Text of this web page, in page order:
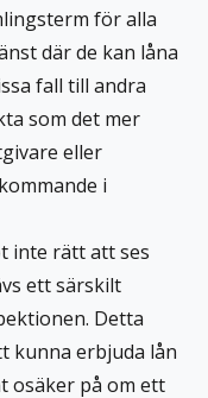
för alla
där de kan låna
fall till andra
som det mer
eller
i
inte rätt att ses
ett särskilt
Detta
kunna erbjuda lån
osäker på om ett